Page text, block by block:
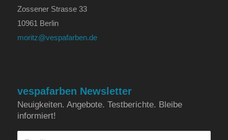
Zossener Strasse 33
10961 Berlin
moritz@vespafarben.de
vespafarben Newsletter
Neuigkeiten. Angebote. Testberichte. Bleibe
informiert!